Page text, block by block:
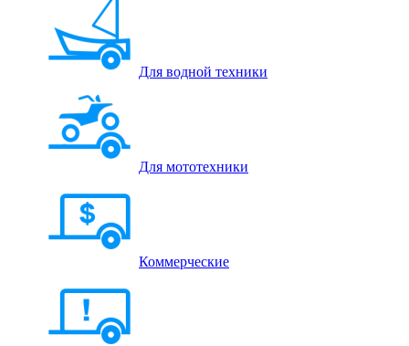
Для водной техники
Для мототехники
Коммерческие